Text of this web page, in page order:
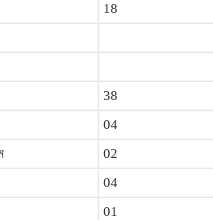
18
38
04
02
04
01